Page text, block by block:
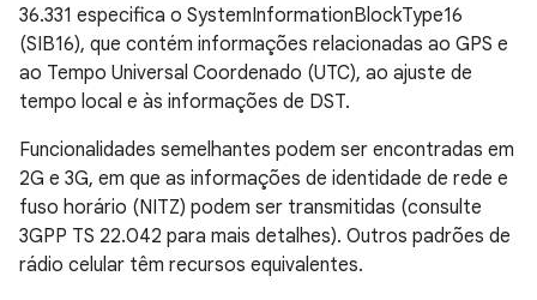
36.331 especifica o SystemInformationBlockType16
(SIB16), que contém informações relacionadas ao GPS e
ao Tempo Universal Coordenado (UTC), ao ajuste de
tempo local e às informações de DST.
Funcionalidades semelhantes podem ser encontradas em
2G e 3G, em que as informações de identidade de rede e
fuso horário (NITZ) podem ser transmitidas (consulte
3GPP TS 22.042 para mais detalhes). Outros padrões de
rádio celular têm recursos equivalentes.